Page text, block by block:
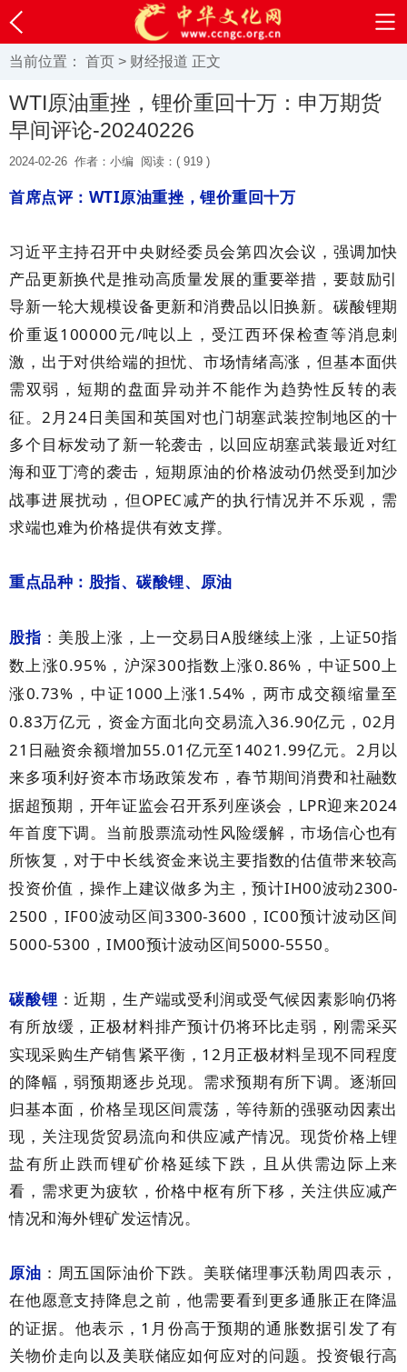
当前位置： 首页 > 财经报道 正文
WTI原油重挫，锂价重回十万：申万期货
早间评论-20240226
2024-02-26 作者：小编 阅读：( 919 )
首席点评： WTI原油重挫，锂价重回十万
习近平主持召开中央财经委员会第四次会议，强调加快
产品更新换代是推动高质量发展的重要举措，要鼓励引
导新一轮大规模设备更新和消费品以旧换新。碳酸锂期
价重返 100000 元/吨以上，受江西环保检查等消息刺
激，出于对供给端的担忧、市场情绪高涨，但基本面供
需双弱，短期的盘面异动并不能作为趋势性反转的表
征。 2 月 24 日美国和英国对也门胡塞武装控制地区的十
多个目标发动了新一轮袭击，以回应胡塞武装最近对红
海和亚丁湾的袭击，短期原油的价格波动仍然受到加沙
战事进展扰动，但 OPEC减产的执行情况并不乐观，需
求端也难为价格提供有效支撑。
重点品种：股指、碳酸锂、原油
股指 ：美股上涨，上一交易日A股继续上涨，上证50指
数上涨0.95% ，沪深300指数上涨0.86% ，中证 500上
涨0.73% ，中证 1000上涨1.54% ，两市成交额缩量至
0.83万亿元，资金方面北向交易流入36.90亿元，02 月
21 日融资余额增加55.01 亿元至14021.99亿元。 2 月以
来多项利好资本市场政策发布，春节期间消费和社融数
据超预期，开年证监会召开系列座谈会， LPR迎来2024
年首度下调。当前股票流动性风险缓解，市场信心也有
所恢复，对于中长线资金来说主要指数的估值带来较高
投资价值，操作上建议做多为主，预计IH00波动2300-
2500 ， IF00波动区间3300-3600 ， IC00预计波动区间
5000-5300 ，IM00预计波动区间5000-5550。
碳酸锂 ：近期，生产端或受利润或受气候因素影响仍将
有所放缓，正极材料排产预计仍将环比走弱，刚需采买
实现采购生产销售紧平衡， 12 月正极材料呈现不同程度
的降幅，弱预期逐步兑现。需求预期有所下调。逐渐回
归基本面，价格呈现区间震荡，等待新的强驱动因素出
现，关注现货贸易流向和供应减产情况。现货价格上锂
盐有所止跌而锂矿价格延续下跌，且从供需边际上来
看，需求更为疲软，价格中枢有所下移，关注供应减产
情况和海外锂矿发运情况。
原油 ：周五国际油价下跌。美联储理事沃勒周四表示，
在他愿意支持降息之前，他需要看到更多通胀正在降温
的证据。他表示， 1 月份高于预期的通胀数据引发了有
关物价走向以及美联储应如何应对的问题。投资银行高